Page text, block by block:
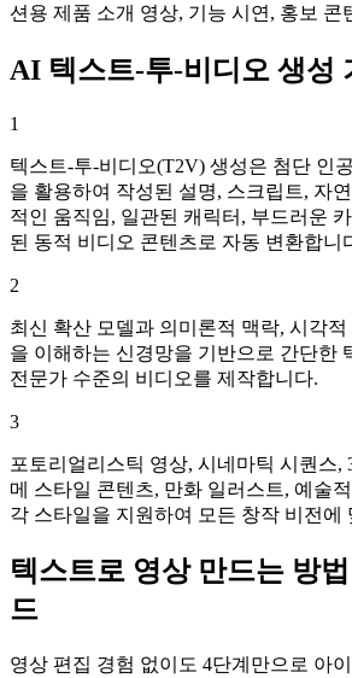
션용 제품 소개 영상, 기능 시연, 홍보 콘
AI 텍스트-투-비디오 생성
1
텍스트-투-비디오(T2V) 생성은 첨단 인
을 활용하여 작성된 설명, 스크립트, 자
적인 움직임, 일관된 캐릭터, 부드러운
된 동적 비디오 콘텐츠로 자동 변환합니
2
최신 확산 모델과 의미론적 맥락, 시각
을 이해하는 신경망을 기반으로 간단한
전문가 수준의 비디오를 제작합니다.
3
포토리얼리스틱 영상, 시네마틱 시퀀스,
메 스타일 콘텐츠, 만화 일러스트, 예술
각 스타일을 지원하여 모든 창작 비전에
텍스트로 영상 만드는 방
드
영상 편집 경험 없이도 4단계만으로 아